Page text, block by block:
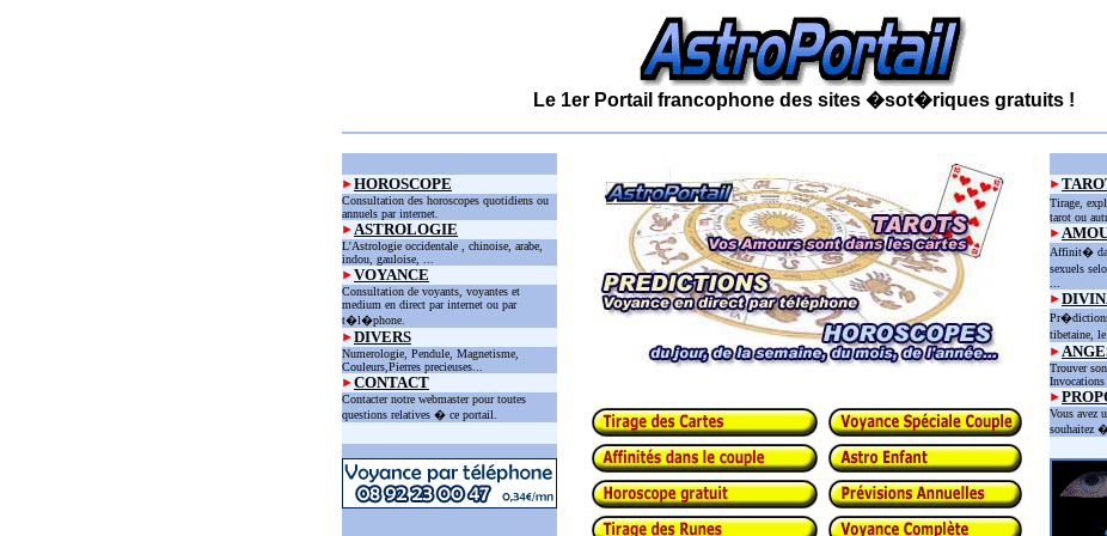
Le 1er Portail francophone des sites �sot�riques gratuits !
HOROSCOPE
Consultation des horoscopes quotidiens ou
annuels par internet.
ASTROLOGIE
L'Astrologie occidentale , chinoise, arabe,
indou, gauloise, ...
VOYANCE
Consultation de voyants, voyantes et
medium en direct par internet ou par
t�l�phone.
DIVERS
Numerologie, Pendule, Magnetisme,
Couleurs,Pierres precieuses...
CONTACT
Contacter notre webmaster pour toutes
questions relatives � ce portail.
Tirage,
tarot ou
Affinit�
sexuels
tibetaine,
Trouver
Invocations
Vous avez
souhaitez